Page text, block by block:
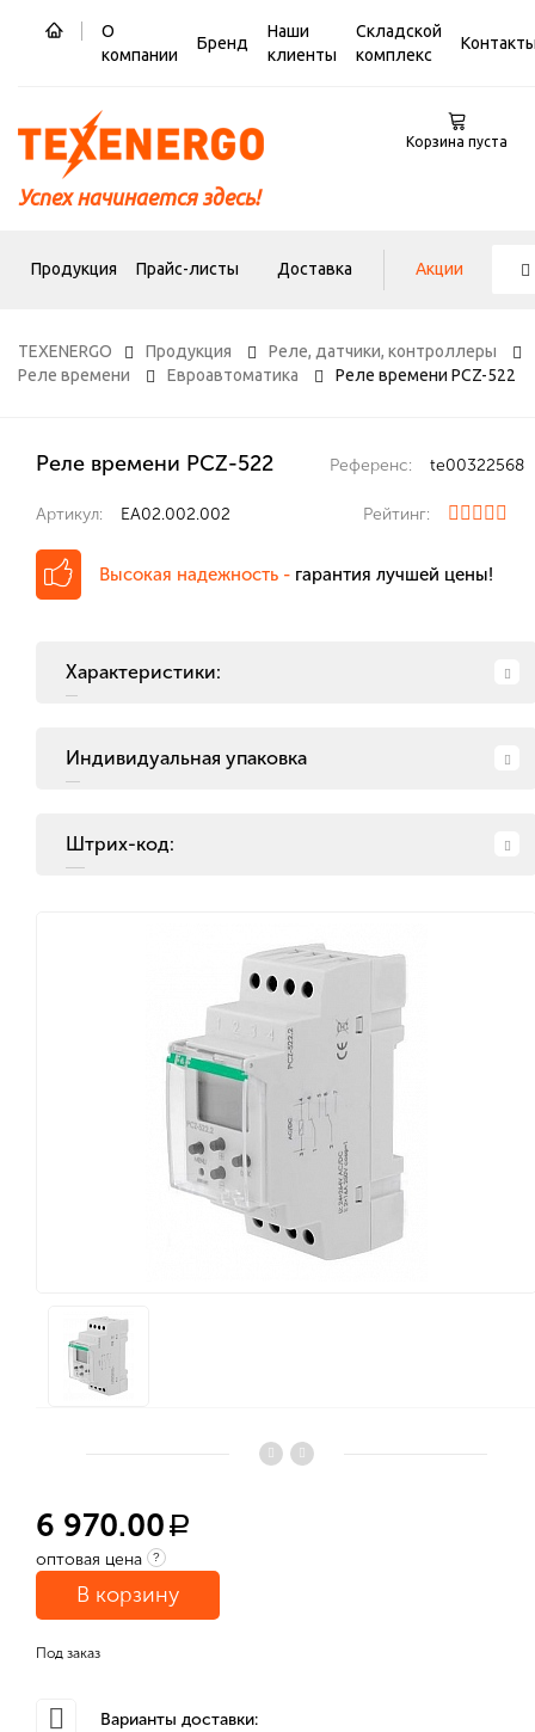
О
компании
Бренд
Наши
клиенты
Складской
комплекс
Успех начинается здесь!
Корзина пуста
Продукция Прайс-листы Доставка Акции
TEXENERGO Продукция
Реле, датчики, контроллеры
Реле времени
Евроавтоматика Реле времени PCZ-522
Реле времени PCZ-522 Референс: te00322568
Артикул: ЕА02.002.002 Рейтинг:
Высокая надежность - гарантия лучшей цены!
Характеристики:
Индивидуальная упаковка
Штрих-код:
6 970.00 a
оптовая цена ?
В корзину
Под заказ
Варианты доставки: